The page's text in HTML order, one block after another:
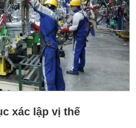
xác lập vị thế